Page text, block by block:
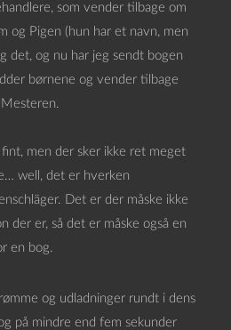
som vender tilbage om
og Pigen (hun har et navn, men
det, og nu har jeg sendt bogen
børnene og vender tilbage
men der sker ikke ret meget
well, det er hverken
Det er der måske ikke
der er, så det er måske også en
en bog.
og udladninger rundt i dens
på mindre end fem sekunder